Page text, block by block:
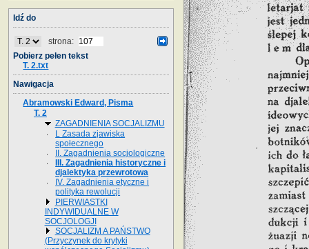
Idź do
strona:
Pobierz pełen tekst
T. 2.txt
Nawigacja
Abramowski Edward, Pisma
T. 2
ZAGADNIENIA SOCJALIZMU
L Zasada zjawiska
społecznego
II. Zagadnienia socjologiczne
III. Zagadnienia historyczne i
djalektyka przewrotowa
IV. Zagadnienia etyczne i
polityka rewolucji
PIERWIASTKI
INDYWIDUALNE W
SOCJOLOGJI
SOCJALIZM A PAŃSTWO
(Przyczynek do krytyki